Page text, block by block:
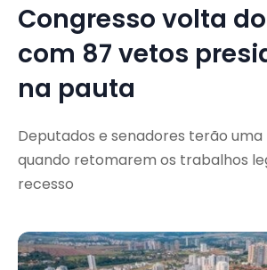
Congresso volta
com 87 vetos
na pauta
Deputados e senadores terão
quando retomarem os trabalhos
recesso